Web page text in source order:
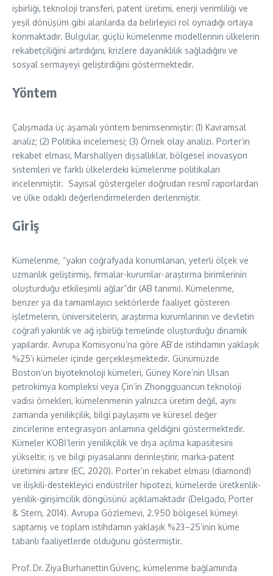
işbirliği, teknoloji transferi, patent üretimi, enerji verimliliği ve
yeşil dönüşüm gibi alanlarda da belirleyici rol oynadığı ortaya
konmaktadır. Bulgular, güçlü kümelenme modellerinin ülkelerin
rekabetçiliğini artırdığını, krizlere dayanıklılık sağladığını ve
sosyal sermayeyi geliştirdiğini göstermektedir.
Yöntem
Çalışmada üç aşamalı yöntem benimsenmiştir: (1) Kavramsal
analiz; (2) Politika incelemesi; (3) Örnek olay analizi. Porter’ın
rekabet elması, Marshallyen dışsallıklar, bölgesel inovasyon
sistemleri ve farklı ülkelerdeki kümelenme politikaları
incelenmiştir. Sayısal göstergeler doğrudan resmî raporlardan
ve ülke odaklı değerlendirmelerden derlenmiştir.
Giriş
Kümelenme, “yakın coğrafyada konumlanan, yeterli ölçek ve
uzmanlık geliştirmiş, firmalar-kurumlar-araştırma birimlerinin
oluşturduğu etkileşimli ağlar”dır (AB tanımı). Kümelenme,
benzer ya da tamamlayıcı sektörlerde faaliyet gösteren
işletmelerin, üniversitelerin, araştırma kurumlarının ve devletin
coğrafi yakınlık ve ağ işbirliği temelinde oluşturduğu dinamik
yapılardır. Avrupa Komisyonu’na göre AB’de istihdamın yaklaşık
%25’i kümeler içinde gerçekleşmektedir. Günümüzde
Boston’un biyoteknoloji kümeleri, Güney Kore’nin Ulsan
petrokimya kompleksi veya Çin’in Zhongguancun teknoloji
vadisi örnekleri, kümelenmenin yalnızca üretim değil, aynı
zamanda yenilikçilik, bilgi paylaşımı ve küresel değer
zincirlerine entegrasyon anlamına geldiğini göstermektedir.
Kümeler KOBİ’lerin yenilikçilik ve dışa açılma kapasitesini
yükseltir, iş ve bilgi piyasalarını derinleştirir, marka-patent
üretimini artırır (EC, 2020). Porter’ın rekabet elması (diamond)
ve ilişkili-destekleyici endüstriler hipotezi, kümelerde üretkenlik-
yenilik-girişimcilik döngüsünü açıklamaktadır (Delgado, Porter
& Stern, 2014). Avrupa Gözlemevi, 2.950 bölgesel kümeyi
saptamış ve toplam istihdamın yaklaşık %23–25’inin küme
tabanlı faaliyetlerde olduğunu göstermiştir.
Prof. Dr. Ziya Burhanettin Güvenç, kümelenme bağlamında